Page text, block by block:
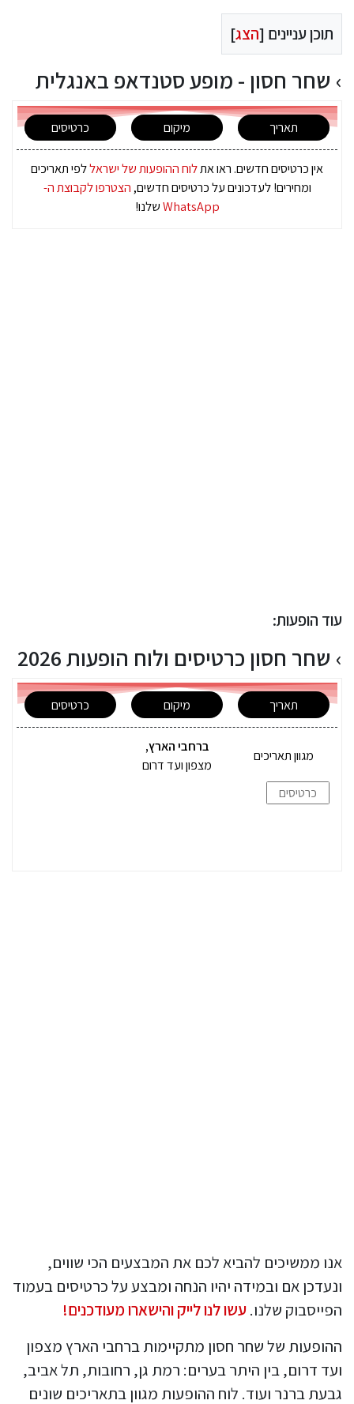
תוכן עניינים [הצג]
שחר חסון - מופע סטנדאפ באנגלית
תאריך מיקום כרטיסים
אין כרטיסים חדשים. ראו אתלוח ההופעות של ישראללפי תאריכים
ומחירים! לעדכונים על כרטיסים חדשים, הצטרפו לקבוצת ה-
WhatsAppשלנו!
עוד הופעות:
שחר חסון כרטיסים ולוח הופעות 2026
תאריך מיקום כרטיסים
מגוון תאריכים
ברחבי הארץ,
מצפון ועד דרום
כרטיסים
אנו ממשיכים להביא לכם את המבצעים הכי שווים,
ונעדכן אם ובמידה יהיו הנחה ומבצע על כרטיסים בעמוד
הפייסבוק שלנו.עשו לנו לייק והישארו מעודכנים!
ההופעות של שחר חסון מתקיימות ברחבי הארץ מצפון
ועד דרום, בין היתר בערים: רמת גן, רחובות, תל אביב,
גבעת ברנר ועוד. לוח ההופעות מגוון בתאריכים שונים